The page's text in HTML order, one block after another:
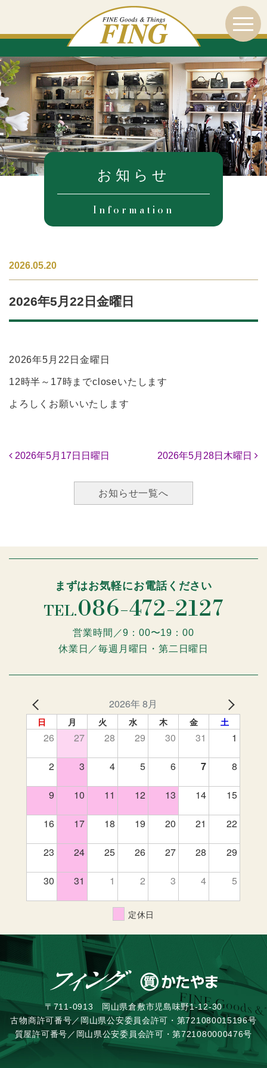
お知らせ
Information
2026.05.20
2026年5月22日金曜日
2026年5月22日金曜日
12時半～17時までcloseいたします
よろしくお願いいたします
投稿ナビゲーション
2026年5月17日日曜日 2026年5月28日木曜日
お知らせ一覧へ
まずはお気軽にお電話ください
TEL.086-472-2127
営業時間／9：00〜19：00
休業日／毎週月曜日・第二日曜日
2026年 8月
日 月 火 水 木 金 土
26 27 28 29 30 31 1
2 3 4 5 6 7 8
9 10 11 12 13 14 15
16 17 18 19 20 21 22
23 24 25 26 27 28 29
30 31 1 2 3 4 5
定休日
〒711-0913 岡山県倉敷市児島味野1-12-30
古物商許可番号／岡山県公安委員会許可・第721080015196号
質屋許可番号／岡山県公安委員会許可・第721080000476号